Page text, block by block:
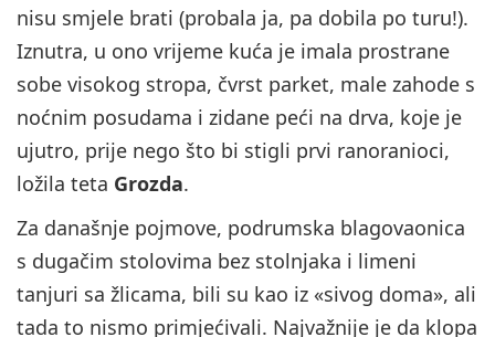
nisu smjele brati (probala ja, pa dobila po turu!).
Iznutra, u ono vrijeme kuća je imala prostrane
sobe visokog stropa, čvrst parket, male zahode s
noćnim posudama i zidane peći na drva, koje je
ujutro, prije nego što bi stigli prvi ranoranioci,
ložila teta Grozda.
Za današnje pojmove, podrumska blagovaonica
s dugačim stolovima bez stolnjaka i limeni
tanjuri sa žlicama, bili su kao iz «sivog doma», ali
tada to nismo primjećivali. Najvažnije je da klopa